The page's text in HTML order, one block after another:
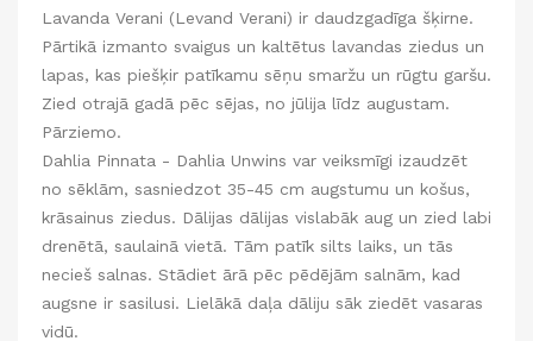
Lavanda Verani (Levand Verani) ir daudzgadīga šķirne.
Pārtikā izmanto svaigus un kaltētus lavandas ziedus un
lapas, kas piešķir patīkamu sēņu smaržu un rūgtu garšu.
Zied otrajā gadā pēc sējas, no jūlija līdz augustam.
Pārziemo.
Dahlia Pinnata - Dahlia Unwins var veiksmīgi izaudzēt
no sēklām, sasniedzot 35-45 cm augstumu un košus,
krāsainus ziedus. Dālijas dālijas vislabāk aug un zied labi
drenētā, saulainā vietā. Tām patīk silts laiks, un tās
necieš salnas. Stādiet ārā pēc pēdējām salnām, kad
augsne ir sasilusi. Lielākā daļa dāliju sāk ziedēt vasaras
vidū.